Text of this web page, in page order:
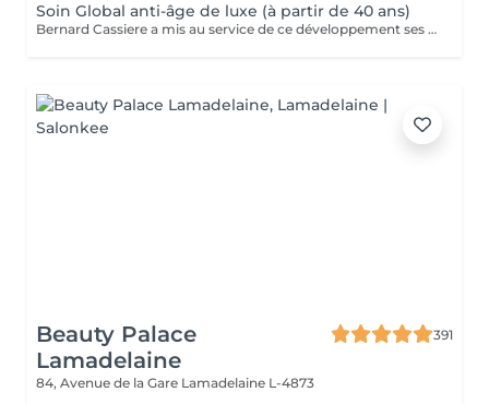
Soin Global anti-âge de luxe (à partir de 40 ans)
Bernard Cassiere a mis au service de ce développement ses formulateurs les plus expérimentés, sélectionnant avec le plus grand soin les ingrédients les plus précieux et les plus efficaces... Élaboré avec soin comme un bijou pour améliorer la qualité et l'éclat de votre teint. Action: Dynamiser le renouvellement cellulaire. Rétablir l'élasticité et resynchroniser le processus de mélanisation. Nourrir pour redensifier les tissus.
Beauty Palace
Lamadelaine
391
84, Avenue de la Gare Lamadelaine L-4873